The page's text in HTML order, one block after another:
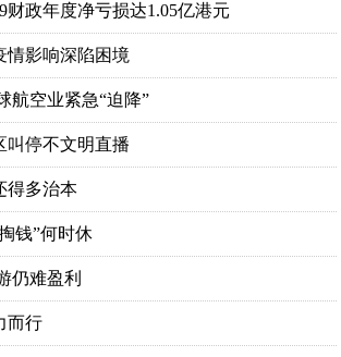
财政年度净亏损达1.05亿港元
情影响深陷困境
航空业紧急“迫降”
叫停不文明直播
得多治本
钱”何时休
仍难盈利
而行